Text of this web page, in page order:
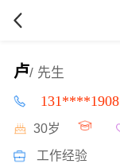
卢/ 先生
131****1908
30岁
工作经验